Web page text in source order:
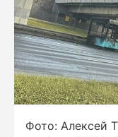
Фото: Алексей